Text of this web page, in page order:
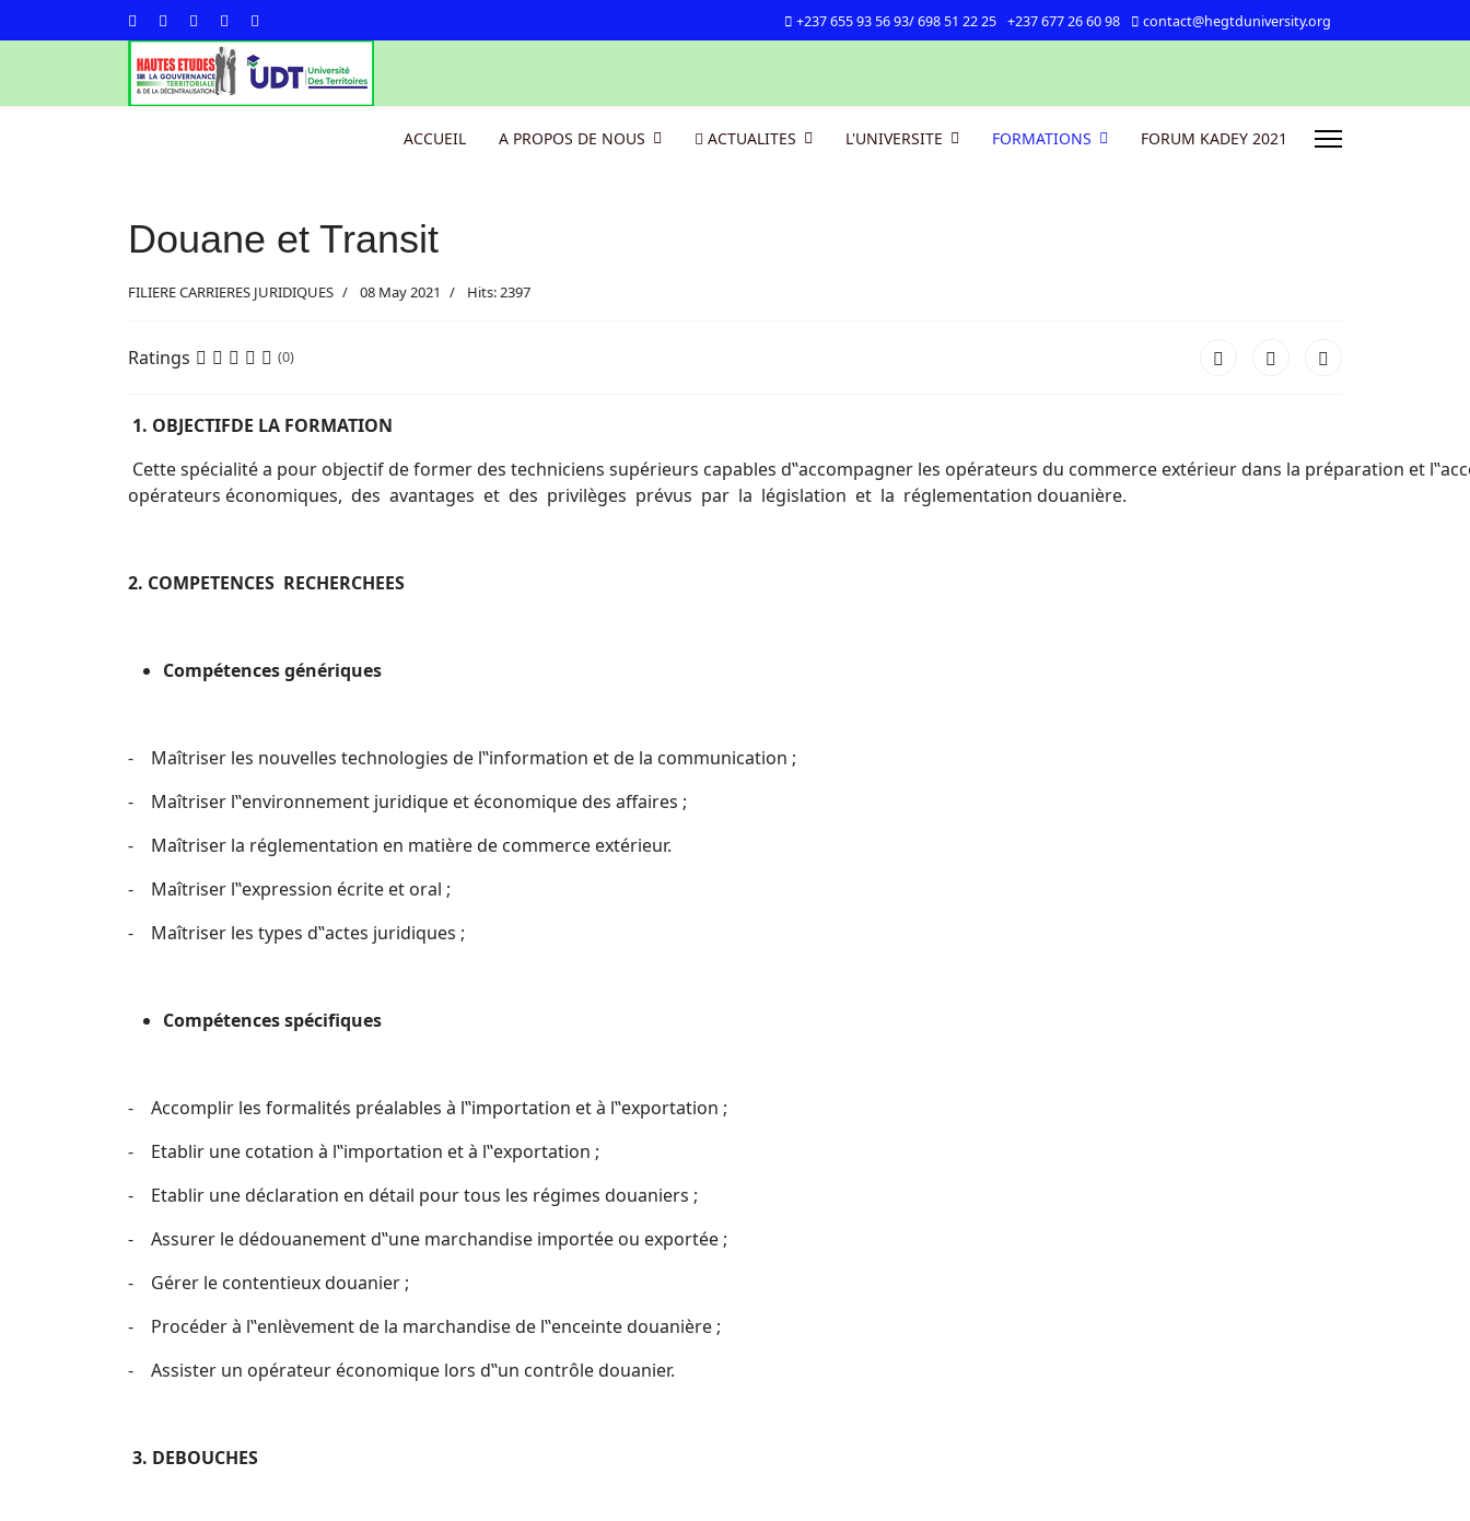
+237 655 93 56 93/ 698 51 22 25 +237 677 26 60 98 contact@hegtduniversity.org
ACCUEIL A PROPOS DE NOUS ACTUALITES L'UNIVERSITE FORMATIONS FORUM KADEY 2021
Douane et Transit
FILIERE CARRIERES JURIDIQUES 08 May 2021 Hits: 2397
Ratings (0)
1. OBJECTIFDE LA FORMATION
Cette spécialité a pour objectif de former des techniciens supérieurs capables d‟accompagner les opérateurs du commerce extérieur dans la préparation et
opérateurs économiques, des avantages et des privilèges prévus par la législation et la réglementation douanière.
2. COMPETENCES RECHERCHEES
Compétences génériques
- Maîtriser les nouvelles technologies de l‟information et de la communication ;
- Maîtriser l‟environnement juridique et économique des affaires ;
- Maîtriser la réglementation en matière de commerce extérieur.
- Maîtriser l‟expression écrite et oral ;
- Maîtriser les types d‟actes juridiques ;
Compétences spécifiques
- Accomplir les formalités préalables à l‟importation et à l‟exportation ;
- Etablir une cotation à l‟importation et à l‟exportation ;
- Etablir une déclaration en détail pour tous les régimes douaniers ;
- Assurer le dédouanement d‟une marchandise importée ou exportée ;
- Gérer le contentieux douanier ;
- Procéder à l‟enlèvement de la marchandise de l‟enceinte douanière ;
- Assister un opérateur économique lors d‟un contrôle douanier.
3. DEBOUCHES